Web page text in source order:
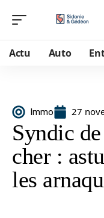
Actu Auto
Immo 27
Syndic
cher :
les